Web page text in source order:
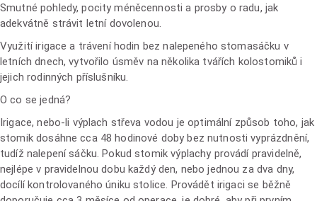
Smutné pohledy, pocity méněcennosti a prosby o radu, jak
adekvátně strávit letní dovolenou.
Využití irigace a trávení hodin bez nalepeného stomasáčku v
letních dnech, vytvořilo úsměv na několika tvářích kolostomiků i
jejich rodinných příslušníku.
O co se jedná?
Irigace, nebo-li výplach střeva vodou je optimální způsob toho, jak
stomik dosáhne cca 48 hodinové doby bez nutnosti vyprázdnění,
tudíž nalepení sáčku. Pokud stomik výplachy provádí pravidelně,
nejlépe v pravidelnou dobu každý den, nebo jednou za dva dny,
docílí kontrolovaného úniku stolice. Provádět irigaci se běžně